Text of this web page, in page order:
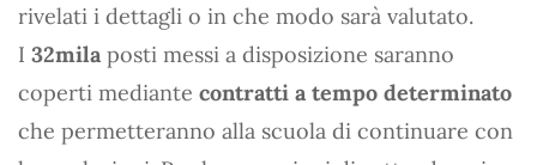
rivelati i dettagli o in che modo sarà valutato.
I 32mila posti messi a disposizione saranno
coperti mediante contratti a tempo determinato
che permetteranno alla scuola di continuare con